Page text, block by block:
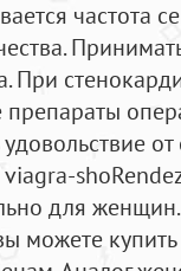
частота
При
для
можете